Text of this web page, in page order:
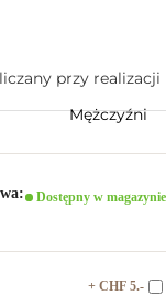
Mężczyźni
przy realizacji
Dostępny w magazynie
+ CHF 5.-